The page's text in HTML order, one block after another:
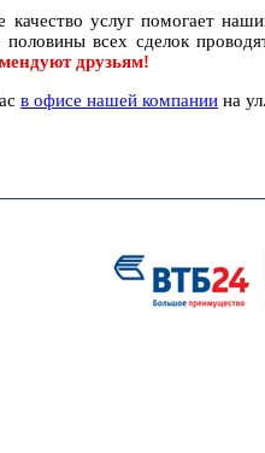
качество услуг помогает
всех сделок
друзьям!
в офисе нашей компании на